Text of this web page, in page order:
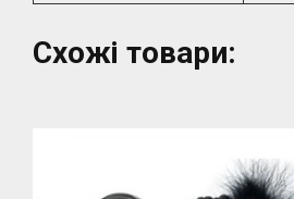
Схожі товари: